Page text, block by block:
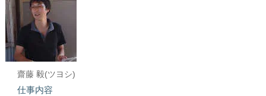
齋藤 毅(ツヨシ)
仕事内容